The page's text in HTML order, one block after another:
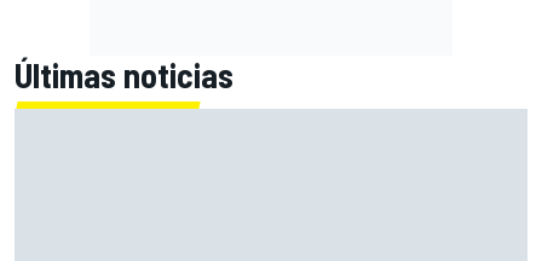
Últimas noticias